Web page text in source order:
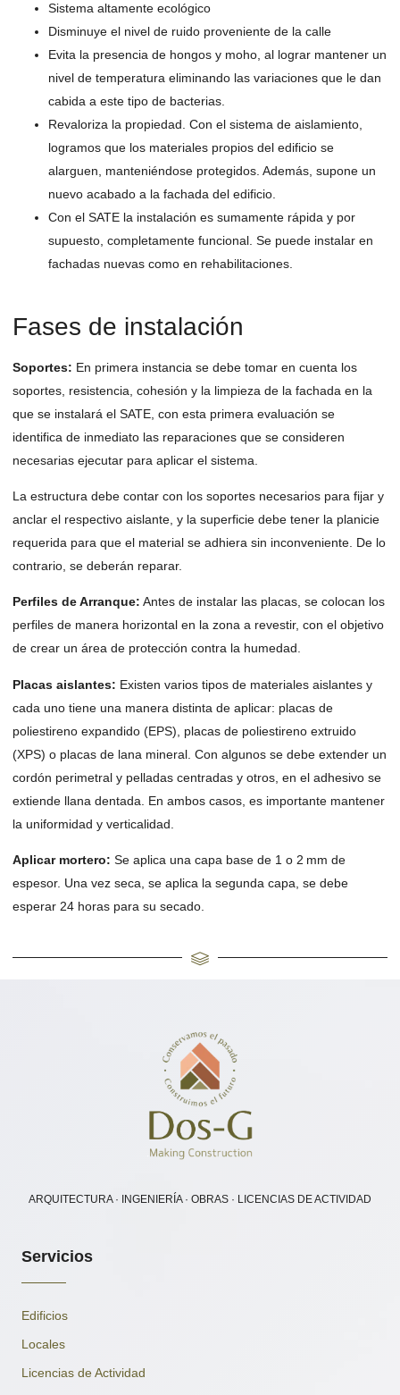
Sistema altamente ecológico
Disminuye el nivel de ruido proveniente de la calle
Evita la presencia de hongos y moho, al lograr mantener un
nivel de temperatura eliminando las variaciones que le dan
cabida a este tipo de bacterias.
Revaloriza la propiedad. Con el sistema de aislamiento,
logramos que los materiales propios del edificio se
alarguen, manteniéndose protegidos. Además, supone un
nuevo acabado a la fachada del edificio.
Con el SATE la instalación es sumamente rápida y por
supuesto, completamente funcional. Se puede instalar en
fachadas nuevas como en rehabilitaciones.
Fases de instalación
Soportes: En primera instancia se debe tomar en cuenta los
soportes, resistencia, cohesión y la limpieza de la fachada en la
que se instalará el SATE, con esta primera evaluación se
identifica de inmediato las reparaciones que se consideren
necesarias ejecutar para aplicar el sistema.
La estructura debe contar con los soportes necesarios para fijar y
anclar el respectivo aislante, y la superficie debe tener la planicie
requerida para que el material se adhiera sin inconveniente. De lo
contrario, se deberán reparar.
Perfiles de Arranque: Antes de instalar las placas, se colocan los
perfiles de manera horizontal en la zona a revestir, con el objetivo
de crear un área de protección contra la humedad.
Placas aislantes: Existen varios tipos de materiales aislantes y
cada uno tiene una manera distinta de aplicar: placas de
poliestireno expandido (EPS), placas de poliestireno extruido
(XPS) o placas de lana mineral. Con algunos se debe extender un
cordón perimetral y pelladas centradas y otros, en el adhesivo se
extiende llana dentada. En ambos casos, es importante mantener
la uniformidad y verticalidad.
Aplicar mortero: Se aplica una capa base de 1 o 2 mm de
espesor. Una vez seca, se aplica la segunda capa, se debe
esperar 24 horas para su secado.
ARQUITECTURA · INGENIERÍA · OBRAS · LICENCIAS DE ACTIVIDAD
Servicios
Edificios
Locales
Licencias de Actividad